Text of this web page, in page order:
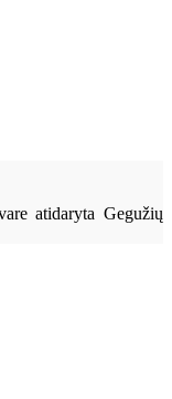
atidaryta Gegužių